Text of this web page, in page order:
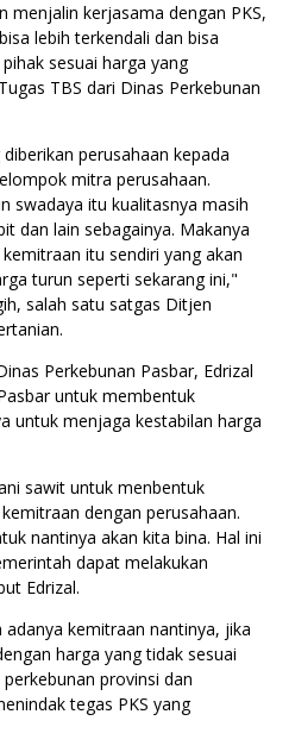
menjalin kerjasama dengan PKS,
lebih terkendali dan bisa
sesuai harga yang
TBS dari Dinas Perkebunan
perusahaan kepada
mitra perusahaan.
swadaya itu kualitasnya masih
dan lain sebagainya. Makanya
itu sendiri yang akan
turun seperti sekarang ini,"
salah satu satgas Ditjen
Perkebunan Pasbar, Edrizal
untuk membentuk
untuk menjaga kestabilan harga
sawit untuk menbentuk
dengan perusahaan.
nantinya akan kita bina. Hal ini
dapat melakukan
Edrizal.
kemitraan nantinya, jika
harga yang tidak sesuai
provinsi dan
tegas PKS yang